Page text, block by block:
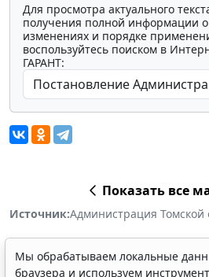
Для просмотра актуального
получения полной информации о
изменениях и порядке
воспользуйтесь поиском в
ГАРАНТ:
Показать все
Источник:Администрация Томской
Мы обрабатываем локальные
браузера и используем